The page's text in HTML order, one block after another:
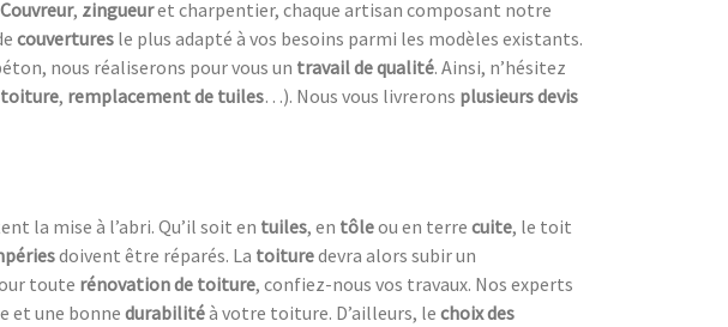
Couvreur, zingueuret charpentier, chaque artisan composant notre
couvertures le plus adapté à vos besoins parmi les modèles existants.
nous réaliserons pour vous un travail de qualité. Ainsi, n’hésitez
toiture, remplacement de tuiles…). Nous vous livrerons plusieurs devis
la mise à l’abri. Qu’il soit en tuiles, en tôleou en terre cuite, le toit
doivent être réparés. La toituredevra alors subir un
toute rénovation de toiture, confiez-nous vos travaux. Nos experts
et une bonne durabilitéà votre toiture. D’ailleurs, le choix des